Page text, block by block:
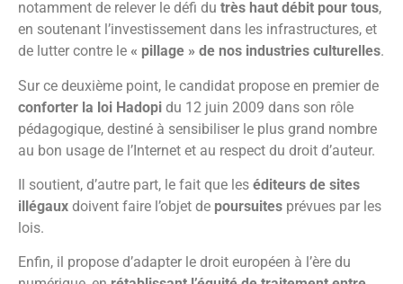
notamment de relever le défi du très haut débit pour tous,
en soutenant l’investissement dans les infrastructures, et
de lutter contre le « pillage » de nos industries culturelles.
Sur ce deuxième point, le candidat propose en premier de
conforter la loi Hadopi du 12 juin 2009 dans son rôle
pédagogique, destiné à sensibiliser le plus grand nombre
au bon usage de l’Internet et au respect du droit d’auteur.
Il soutient, d’autre part, le fait que les éditeurs de sites
illégaux doivent faire l’objet de poursuites prévues par les
lois.
Enfin, il propose d’adapter le droit européen à l’ère du